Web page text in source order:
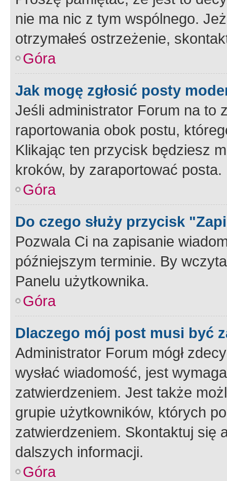
nie ma nic z tym wspólnego.
otrzymałeś ostrzeżenie,
Góra
Jak mogę zgłosić posty
Jeśli administrator Forum na to
raportowania obok postu,
Klikając ten przycisk będziesz
kroków, by zaraportować posta.
Góra
Do czego służy przycisk
Pozwala Ci na zapisanie
późniejszym terminie. By
Panelu użytkownika.
Góra
Dlaczego mój post musi być
Administrator Forum mógł
wysłać wiadomość, jest
zatwierdzeniem. Jest także
grupie użytkowników, których
zatwierdzeniem. Skontaktuj się
dalszych informacji.
Góra